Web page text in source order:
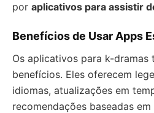
por aplicativos para assistir
Benefícios de Usar Apps
Os aplicativos para k-dramas
benefícios. Eles oferecem
idiomas, atualizações em
recomendações baseadas